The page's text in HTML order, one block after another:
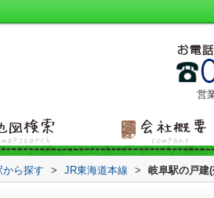
営
から探す > JR東海道本線 > 岐阜駅の戸建